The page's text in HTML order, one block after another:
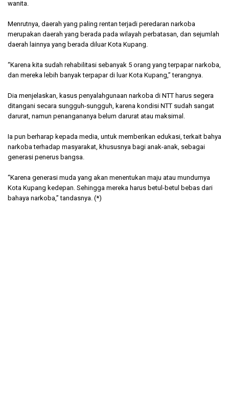
wanita.
Menrutnya, daerah yang paling rentan terjadi peredaran narkoba
merupakan daerah yang berada pada wilayah perbatasan, dan sejumlah
daerah lainnya yang berada diluar Kota Kupang.
“Karena kita sudah rehabilitasi sebanyak 5 orang yang terpapar narkoba,
dan mereka lebih banyak terpapar di luar Kota Kupang,” terangnya.
Dia menjelaskan, kasus penyalahgunaan narkoba di NTT harus segera
ditangani secara sungguh-sungguh, karena kondisi NTT sudah sangat
darurat, namun penangananya belum darurat atau maksimal.
Ia pun berharap kepada media, untuk memberikan edukasi, terkait bahya
narkoba terhadap masyarakat, khususnya bagi anak-anak, sebagai
generasi penerus bangsa.
“Karena generasi muda yang akan menentukan maju atau mundurnya
Kota Kupang kedepan. Sehingga mereka harus betul-betul bebas dari
bahaya narkoba,” tandasnya. (*)